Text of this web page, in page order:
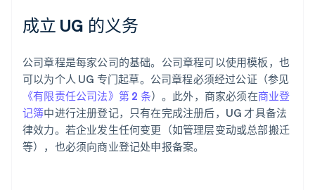
成立 UG 的义务
公司章程是每家公司的基础。公司章程可以使用模板，也
可以为个人 UG 专门起草。公司章程必须经过公证（参见
《有限责任公司法》第 2 条）。此外，商家必须在商业登
记簿中进行注册登记，只有在完成注册后，UG 才具备法
律效力。若企业发生任何变更（如管理层变动或总部搬迁
等），也必须向商业登记处申报备案。